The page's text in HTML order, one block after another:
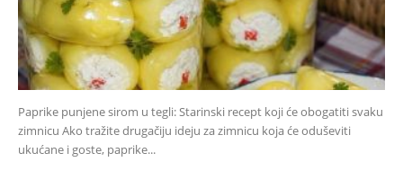
Paprike punjene sirom u tegli: Starinski recept koji će obogatiti svaku
zimnicu Ako tražite drugačiju ideju za zimnicu koja će oduševiti
ukućane i goste, paprike...